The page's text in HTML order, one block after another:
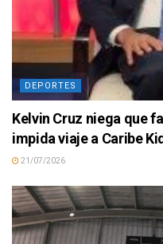
DEPORTES
Kelvin Cruz niega que
impida viaje a Caribe
21/07/2026